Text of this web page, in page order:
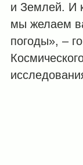
и Землей. И
мы желаем
погоды», –